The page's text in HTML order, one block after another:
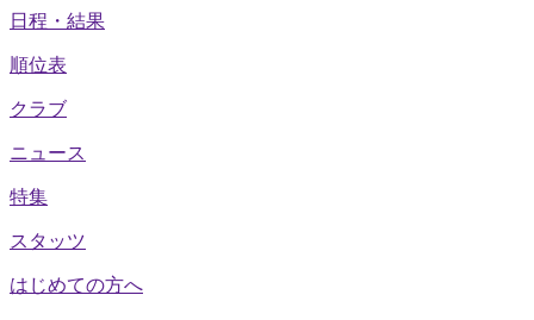
日程・結果
順位表
クラブ
ニュース
特集
スタッツ
はじめての方へ